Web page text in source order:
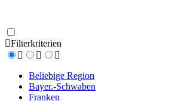
Filterkriterien
Beliebige Region
Bayer.-Schwaben
Franken